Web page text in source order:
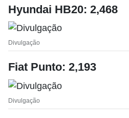
Hyundai HB20: 2,468
Divulgação
Fiat Punto: 2,193
Divulgação